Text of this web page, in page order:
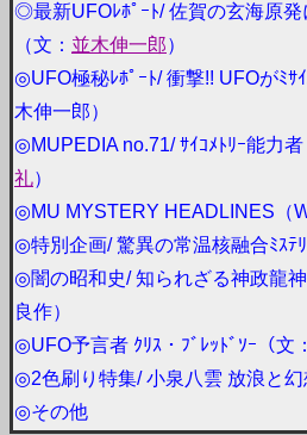
◎最新UFOﾚﾎﾟｰﾄ/ 佐賀の玄海原
（文： 並木伸一郎）
◎UFO極秘ﾚﾎﾟｰﾄ/ 衝撃!! UFOがﾐｻ
木伸一郎）
◎MUPEDIA no.71/ ｻｲｺﾒﾄﾘｰ能力者
礼）
◎MU MYSTERY HEADLINES（
◎特別企画/ 驚異の常温核融合ﾐｽﾃﾘ
◎闇の昭和史/ 知られざる神政龍
良作）
◎UFO予言者 ｸﾘｽ・ﾌﾞﾚｯﾄﾞｿｰ（文
◎2色刷り特集/ 小泉八雲 放浪と幻
◎その他